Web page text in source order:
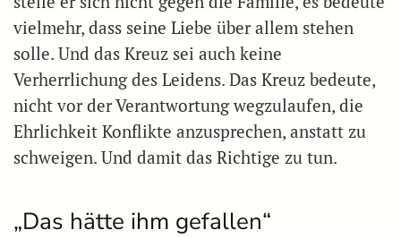
vielmehr, dass seine Liebe über allem stehen
solle. Und das Kreuz sei auch keine
Verherrlichung des Leidens. Das Kreuz bedeute,
nicht vor der Verantwortung wegzulaufen, die
Ehrlichkeit Konflikte anzusprechen, anstatt zu
schweigen. Und damit das Richtige zu tun.
„Das hätte ihm gefallen“